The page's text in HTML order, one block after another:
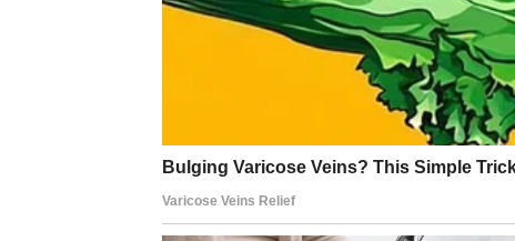
Moguće su dobre vesti vezane za finansije ili
interesovanje za vas na veoma iskren način.
Ovo je period u kojem možete osetiti više
BLIZANCI